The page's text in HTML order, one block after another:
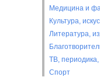
Медицина и
Культура,
Литература,
ТВ,
Спорт